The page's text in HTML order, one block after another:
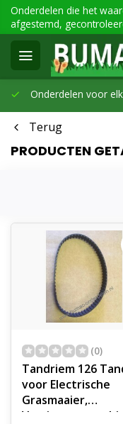
Onderdelen die het
afgestemd,
Onderdelen voor
Terug
PRODUCTEN
(0)
Tandriem 126
voor Electrische
Grasmaaier,